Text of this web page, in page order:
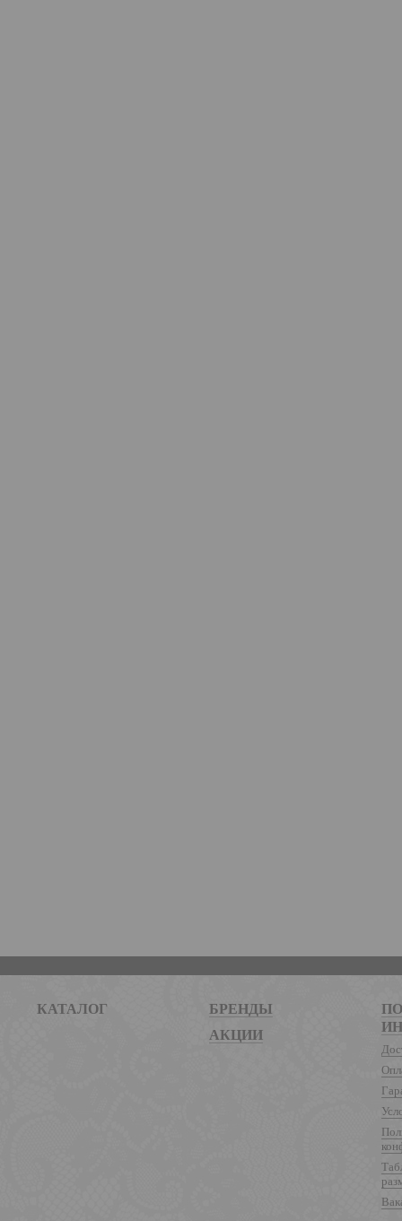
КАТАЛОГ
БРЕНДЫ
АКЦИИ